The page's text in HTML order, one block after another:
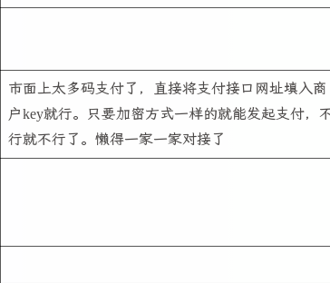
市面上太多码支付了，直接将支付接口网址填入商
户key就行。只要加密方式一样的就能发起支付，
行就不行了。懒得一家一家对接了